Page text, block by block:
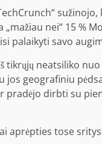
nei“ 15 %
palaikyti savo
tikrųjų neatsiliko
jos geografiniu
pradėjo dirbti su
aprėpties tose